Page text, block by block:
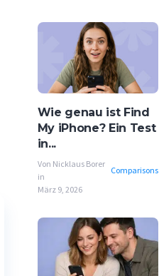
Wie genau ist Find
My iPhone? Ein Test
in...
Von Nicklaus Borer
in
Comparisons
März 9, 2026